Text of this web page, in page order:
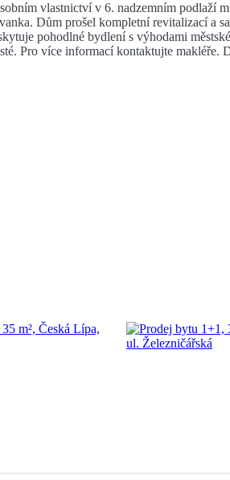
vlastnictví v 6. nadzemním podlaží
Dům prošel kompletní revitalizací a
pohodlné bydlení s výhodami
Pro více informací kontaktujte makléře.